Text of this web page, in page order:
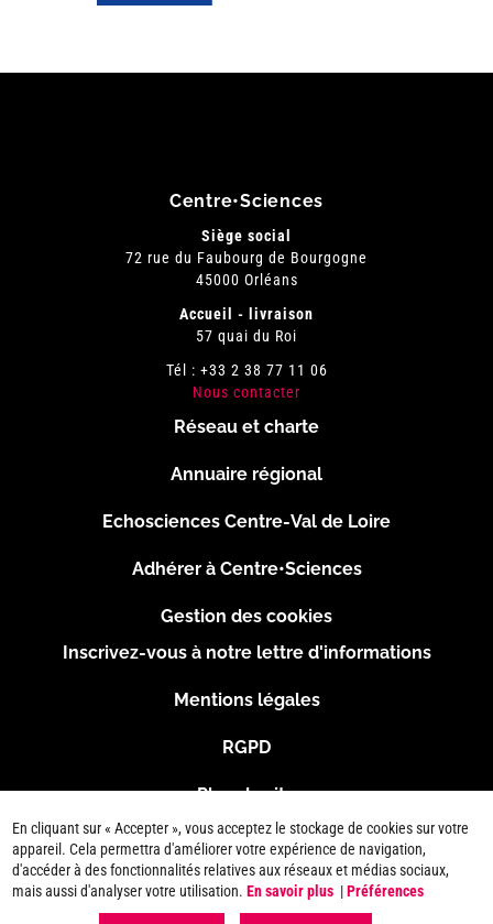
Centre•Sciences
Siège social
72 rue du Faubourg de Bourgogne
45000 Orléans
Accueil - livraison
57 quai du Roi
Tél : +33 2 38 77 11 06
Nous contacter
page
Réseau et charte
Annuaire régional
Echosciences Centre-Val de Loire
Adhérer à Centre•Sciences
Gestion des cookies
Inscrivez-vous à notre lettre d'informations
Mentions légales
RGPD
Plan du site
Connexion
En cliquant sur « Accepter », vous acceptez le stockage de cookies sur votre
appareil. Cela permettra d'améliorer votre expérience de navigation,
d'accéder à des fonctionnalités relatives aux réseaux et médias sociaux,
mais aussi d'analyser votre utilisation.En savoir plus |Préférences